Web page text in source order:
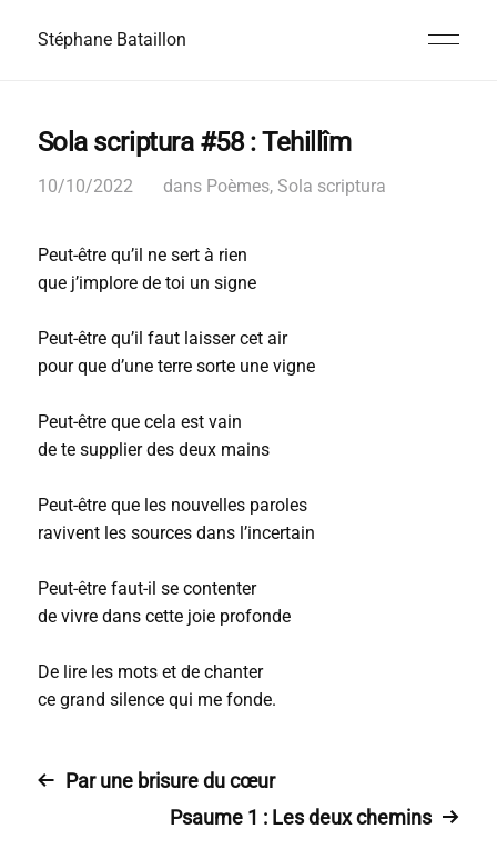
Stéphane Bataillon
Sola scriptura #58 : Tehillîm
10/10/2022 dans Poèmes, Sola scriptura
Peut-être qu’il ne sert à rien
que j’implore de toi un signe
Peut-être qu’il faut laisser cet air
pour que d’une terre sorte une vigne
Peut-être que cela est vain
de te supplier des deux mains
Peut-être que les nouvelles paroles
ravivent les sources dans l’incertain
Peut-être faut-il se contenter
de vivre dans cette joie profonde
De lire les mots et de chanter
ce grand silence qui me fonde.
Par une brisure du cœur
Psaume 1 : Les deux chemins